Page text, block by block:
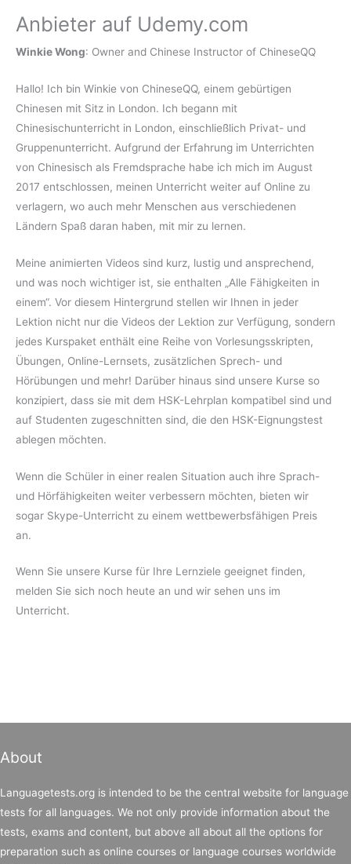
Anbieter auf Udemy.com
Winkie Wong: Owner and Chinese Instructor of ChineseQQ
Hallo! Ich bin Winkie von ChineseQQ, einem gebürtigen
Chinesen mit Sitz in London. Ich begann mit
Chinesischunterricht in London, einschließlich Privat- und
Gruppenunterricht. Aufgrund der Erfahrung im Unterrichten
von Chinesisch als Fremdsprache habe ich mich im August
2017 entschlossen, meinen Unterricht weiter auf Online zu
verlagern, wo auch mehr Menschen aus verschiedenen
Ländern Spaß daran haben, mit mir zu lernen.
Meine animierten Videos sind kurz, lustig und ansprechend,
und was noch wichtiger ist, sie enthalten „Alle Fähigkeiten in
einem“. Vor diesem Hintergrund stellen wir Ihnen in jeder
Lektion nicht nur die Videos der Lektion zur Verfügung, sondern
jedes Kurspaket enthält eine Reihe von Vorlesungsskripten,
Übungen, Online-Lernsets, zusätzlichen Sprech- und
Hörübungen und mehr! Darüber hinaus sind unsere Kurse so
konzipiert, dass sie mit dem HSK-Lehrplan kompatibel sind und
auf Studenten zugeschnitten sind, die den HSK-Eignungstest
ablegen möchten.
Wenn die Schüler in einer realen Situation auch ihre Sprach-
und Hörfähigkeiten weiter verbessern möchten, bieten wir
sogar Skype-Unterricht zu einem wettbewerbsfähigen Preis
an.
Wenn Sie unsere Kurse für Ihre Lernziele geeignet finden,
melden Sie sich noch heute an und wir sehen uns im
Unterricht.
About
Languagetests.org is intended to be the central website for language
tests for all languages. We not only provide information about the
tests, exams and content, but above all about all the options for
preparation such as online courses or language courses worldwide